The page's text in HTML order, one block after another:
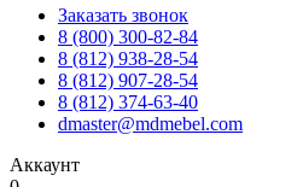
Заказать звонок
8 (800) 300-82-84
8 (812) 938-28-54
8 (812) 907-28-54
8 (812) 374-63-40
dmaster@mdmebel.com
Аккаунт